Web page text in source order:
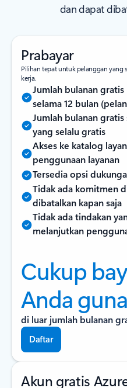
dan dapat
Prabayar
Pilihan tepat untuk pelanggan yang
kerja.
Jumlah bulanan
selama 12 bulan
Jumlah bulanan
yang selalu gratis
Akses ke katalog
penggunaan layanan
Tersedia opsi
Tidak ada komitmen
dibatalkan kapan saja
Tidak ada tindakan
melanjutkan
Cukup
Anda
di luar jumlah bulanan
Daftar
Akun gratis